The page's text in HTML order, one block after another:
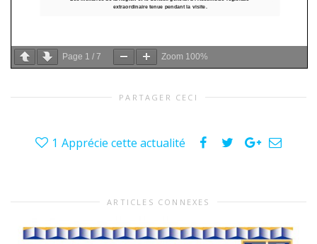
Page 1 / 7 Zoom 100%
PARTAGER CECI
1 Apprécie cette actualité
ARTICLES CONNEXES